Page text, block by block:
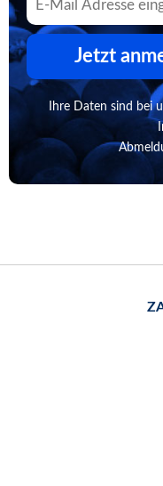
Jetzt
Ihre Daten sind bei